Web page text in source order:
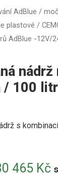
AdBlue /
plastové /
AdBlue -12V/
100
465 Kčs
s